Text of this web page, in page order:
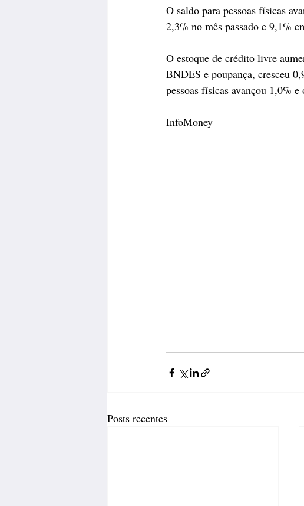
O saldo para pessoas físicas
2,3% no mês passado e 9,1%
O estoque de crédito livre
BNDES e poupança, cresceu
pessoas físicas avançou 1,0%
InfoMoney
Posts recentes